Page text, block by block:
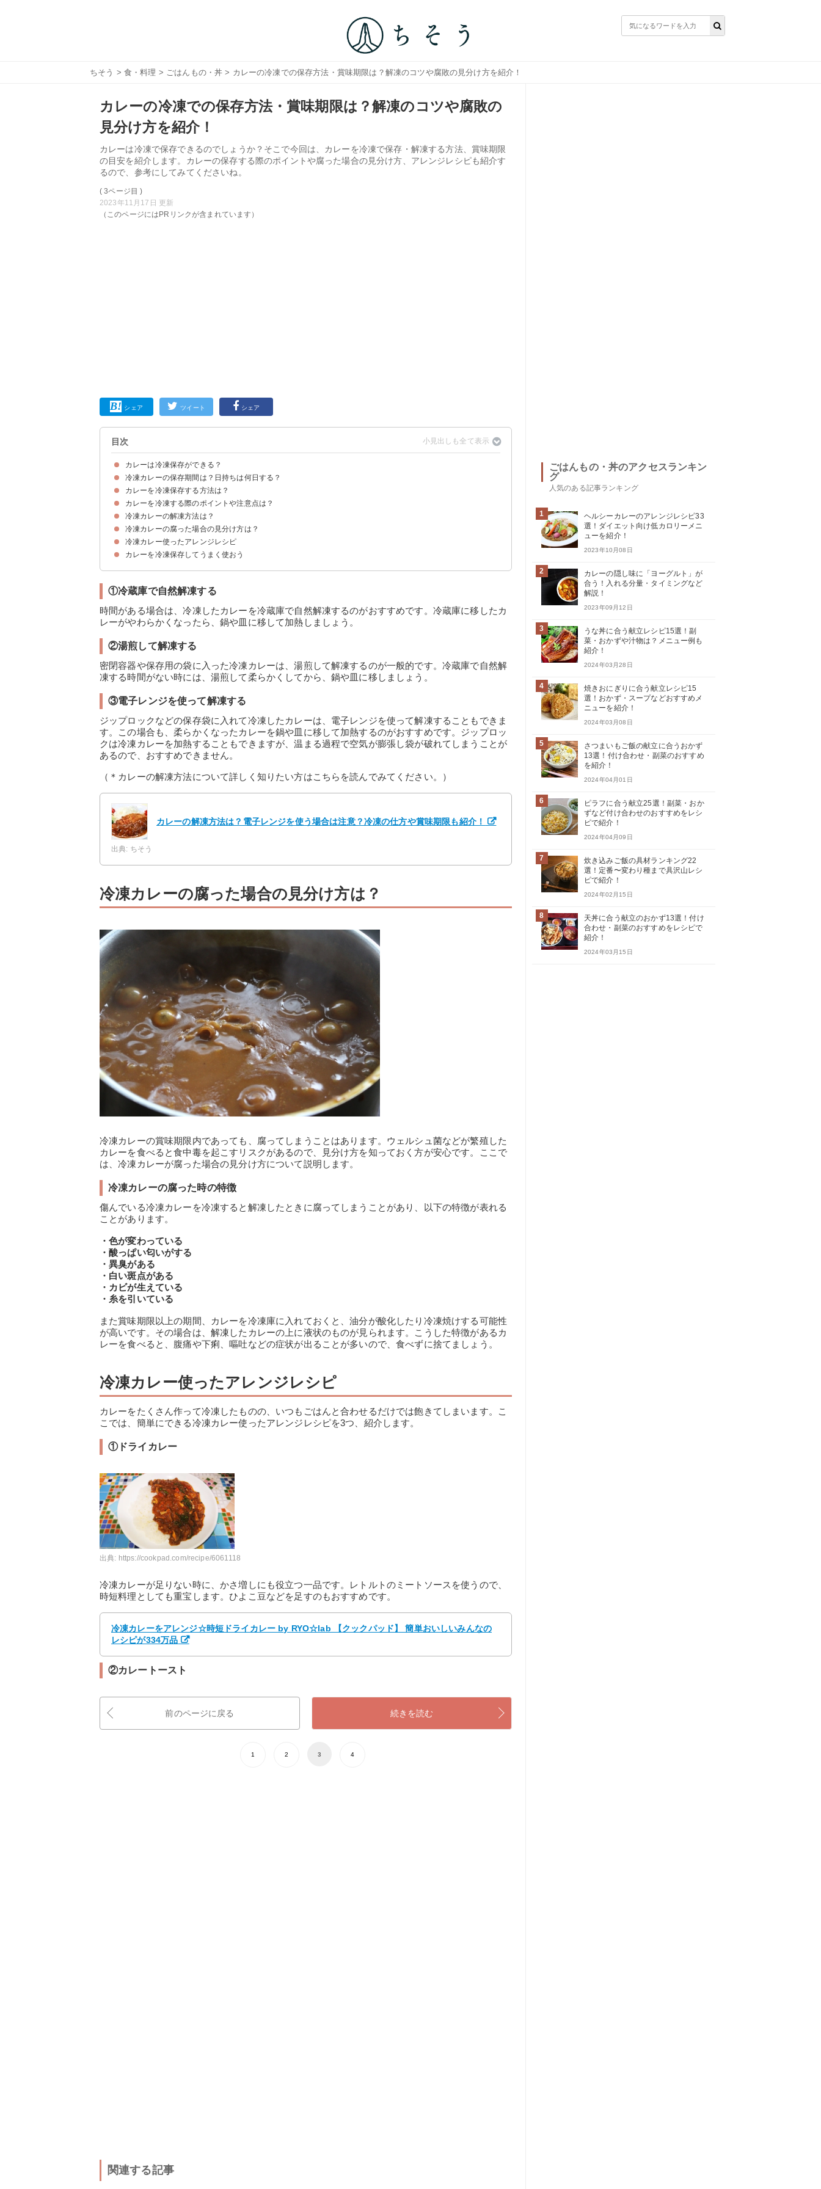
ちそう > 食・料理 > ごはんもの・丼 > カレーの冷凍での保存方法・賞味期限は？解凍のコツや腐敗の見分け方を紹介！
カレーの冷凍での保存方法・賞味期限は？解凍のコツや腐敗の
見分け方を紹介！
カレーは冷凍で保存できるのでしょうか？そこで今回は、カレーを冷凍で保存・解凍する方法、賞味期限
の目安を紹介します。カレーの保存する際のポイントや腐った場合の見分け方、アレンジレシピも紹介す
るので、参考にしてみてくださいね。
( 3ページ目 )
2023年11月17日 更新
（このページにはPRリンクが含まれています）
シェア ツイート シェア
目次
カレーは冷凍保存ができる？
カレーの長期保存は冷凍がおすすめ
常温での保存は危険
冷凍カレーの保存期間は？日持ちは何日する？
冷凍カレーの賞味期限の目安は1ヶ月
カレーを冷凍保存する方法は？
①容器を使って冷凍する
②ジップロックなどの袋を使って冷凍する
③製氷皿を使って冷凍する
カレーを冷凍する際のポイントや注意点は？
①小分けして冷凍する
②急速冷凍する
③じゃがいもやにんじんなどの具材を一緒に冷凍しない
④冷凍するカレーに殺菌効果のあるスパイスを使う
⑤容器にラップを敷く
冷凍カレーの解凍方法は？
①冷蔵庫で自然解凍する
②湯煎して解凍する
③電子レンジを使って解凍する
冷凍カレーの腐った場合の見分け方は？
冷凍カレーの腐った時の特徴
冷凍カレー使ったアレンジレシピ
①ドライカレー
②カレートースト
③カレーうどん
カレーを冷凍保存してうまく使おう
①冷蔵庫で自然解凍する
時間がある場合は、冷凍したカレーを冷蔵庫で自然解凍するのがおすすめです。冷蔵庫に移したカ
レーがやわらかくなったら、鍋や皿に移して加熱しましょう。
②湯煎して解凍する
密閉容器や保存用の袋に入った冷凍カレーは、湯煎して解凍するのが一般的です。冷蔵庫で自然解
凍する時間がない時には、湯煎して柔らかくしてから、鍋や皿に移しましょう。
③電子レンジを使って解凍する
ジップロックなどの保存袋に入れて冷凍したカレーは、電子レンジを使って解凍することもできま
す。この場合も、柔らかくなったカレーを鍋や皿に移して加熱するのがおすすめです。ジップロッ
クは冷凍カレーを加熱することもできますが、温まる過程で空気が膨張し袋が破れてしまうことが
あるので、おすすめできません。
（＊カレーの解凍方法について詳しく知りたい方はこちらを読んでみてください。）
カレーの解凍方法は？電子レンジを使う場合は注意？冷凍の仕方や賞味期限も紹介！
出典: ちそう
冷凍カレーの腐った場合の見分け方は？
冷凍カレーの賞味期限内であっても、腐ってしまうことはあります。ウェルシュ菌などが繁殖した
カレーを食べると食中毒を起こすリスクがあるので、見分け方を知っておく方が安心です。ここで
は、冷凍カレーが腐った場合の見分け方について説明します。
冷凍カレーの腐った時の特徴
傷んでいる冷凍カレーを冷凍すると解凍したときに腐ってしまうことがあり、以下の特徴が表れる
ことがあります。
・色が変わっている
・酸っぱい匂いがする
・異臭がある
・白い斑点がある
・カビが生えている
・糸を引いている
また賞味期限以上の期間、カレーを冷凍庫に入れておくと、油分が酸化したり冷凍焼けする可能性
が高いです。その場合は、解凍したカレーの上に液状のものが見られます。こうした特徴があるカ
レーを食べると、腹痛や下痢、嘔吐などの症状が出ることが多いので、食べずに捨てましょう。
冷凍カレー使ったアレンジレシピ
カレーをたくさん作って冷凍したものの、いつもごはんと合わせるだけでは飽きてしまいます。こ
こでは、簡単にできる冷凍カレー使ったアレンジレシピを3つ、紹介します。
①ドライカレー
出典: https://cookpad.com/recipe/6061118
冷凍カレーが足りない時に、かさ増しにも役立つ一品です。レトルトのミートソースを使うので、
時短料理としても重宝します。ひよこ豆などを足すのもおすすめです。
冷凍カレーをアレンジ☆時短ドライカレー by RYO☆lab 【クックパッド】 簡単おいしいみんなの
レシピが334万品
②カレートースト
前のページに戻る 続きを読む
1 2 3 4
関連する記事
ごはんもの・丼のアクセスランキン
グ
人気のある記事ランキング
1
ヘルシーカレーのアレンジレシピ33
選！ダイエット向け低カロリーメニ
ューを紹介！
2023年10月08日
2
カレーの隠し味に「ヨーグルト」が
合う！入れる分量・タイミングなど
解説！
2023年09月12日
3
うな丼に合う献立レシピ15選！副
菜・おかずや汁物は？メニュー例も
紹介！
2024年03月28日
4
焼きおにぎりに合う献立レシピ15
選！おかず・スープなどおすすめメ
ニューを紹介！
2024年03月08日
5
さつまいもご飯の献立に合うおかず
13選！付け合わせ・副菜のおすすめ
を紹介！
2024年04月01日
6
ピラフに合う献立25選！副菜・おか
ずなど付け合わせのおすすめをレシ
ピで紹介！
2024年04月09日
7
炊き込みご飯の具材ランキング22
選！定番〜変わり種まで具沢山レシ
ピで紹介！
2024年02月15日
8
天丼に合う献立のおかず13選！付け
合わせ・副菜のおすすめをレシピで
紹介！
2024年03月15日